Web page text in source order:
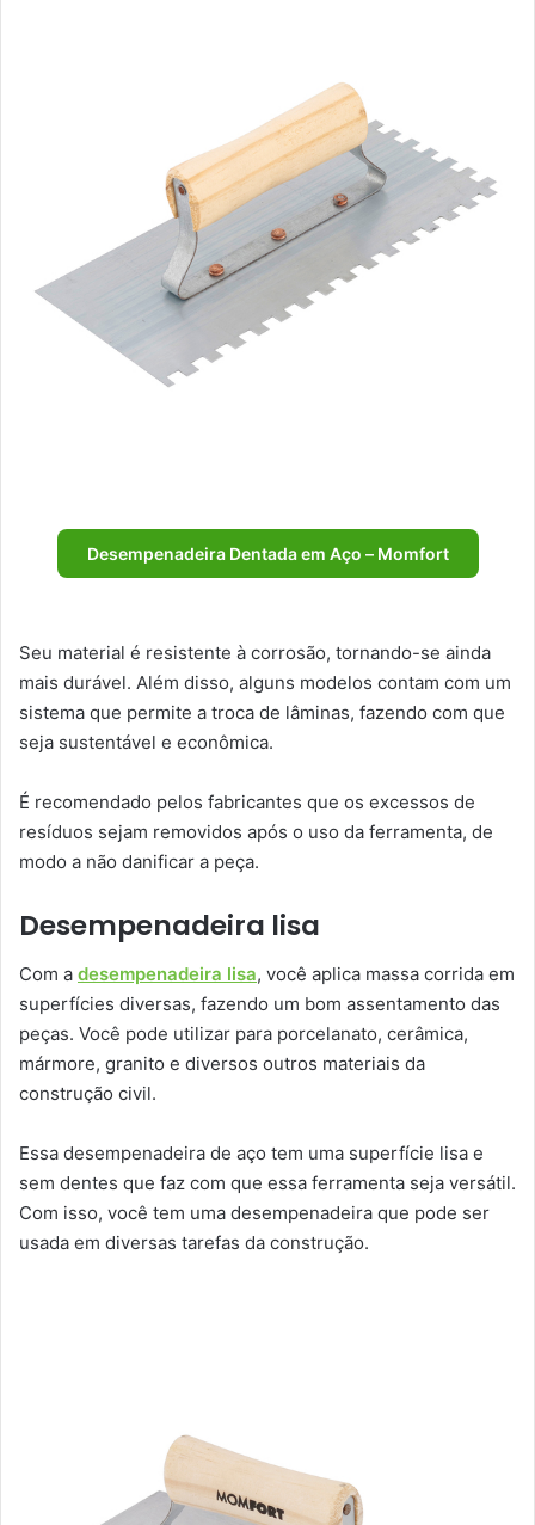
Desempenadeira Dentada em Aço – Momfort
Seu material é resistente à corrosão, tornando-se ainda
mais durável. Além disso, alguns modelos contam com um
sistema que permite a troca de lâminas, fazendo com que
seja sustentável e econômica.
É recomendado pelos fabricantes que os excessos de
resíduos sejam removidos após o uso da ferramenta, de
modo a não danificar a peça.
Desempenadeira lisa
Com a desempenadeira lisa, você aplica massa corrida em
superfícies diversas, fazendo um bom assentamento das
peças. Você pode utilizar para porcelanato, cerâmica,
mármore, granito e diversos outros materiais da
construção civil.
Essa desempenadeira de aço tem uma superfície lisa e
sem dentes que faz com que essa ferramenta seja versátil.
Com isso, você tem uma desempenadeira que pode ser
usada em diversas tarefas da construção.